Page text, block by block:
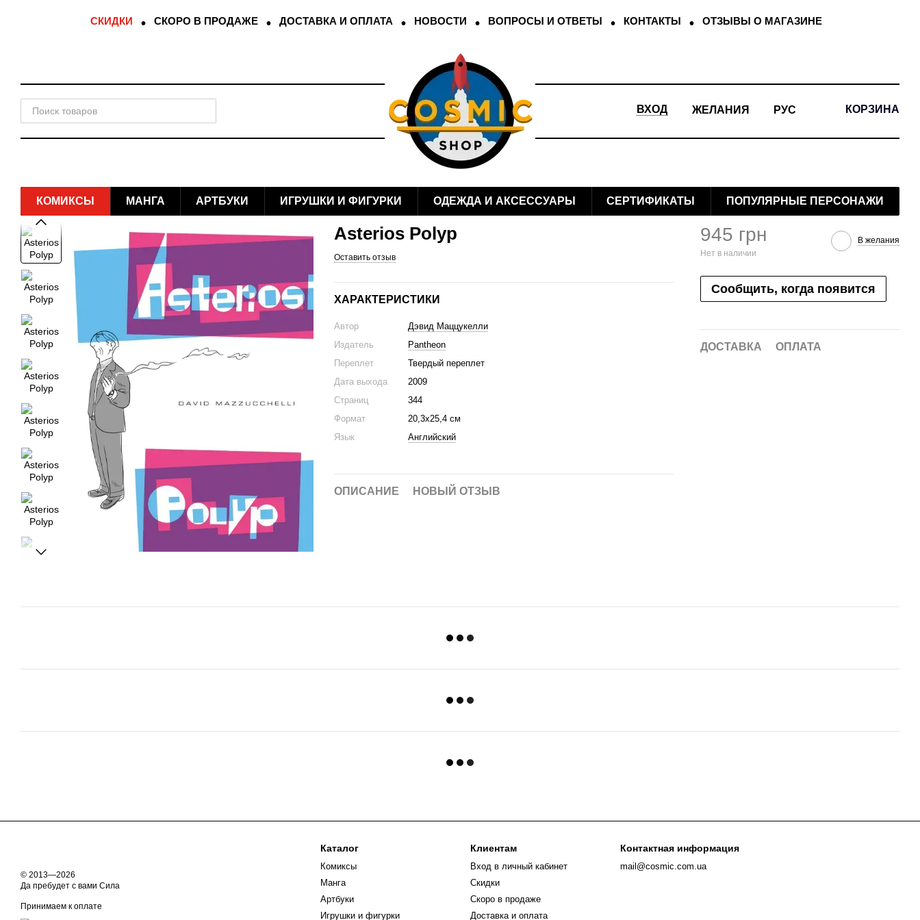
СКИДКИ СКОРО В ПРОДАЖЕ ДОСТАВКА И ОПЛАТА НОВОСТИ ВОПРОСЫ И ОТВЕТЫ КОНТАКТЫ ОТЗЫВЫ О МАГАЗИНЕ
ВХОД ЖЕЛАНИЯ РУС КОРЗИНА
КОМИКСЫ МАНГА АРТБУКИ ИГРУШКИ И ФИГУРКИ ОДЕЖДА И АКСЕССУАРЫ СЕРТИФИКАТЫ ПОПУЛЯРНЫЕ ПЕРСОНАЖИ
Asterios Polyp
Оставить отзыв
ХАРАКТЕРИСТИКИ
Автор
Дэвид Маццукелли
Издатель
Pantheon
Переплет
Твердый переплет
Дата выхода
2009
Страниц
344
Формат
20,3х25,4 см
Язык
Английский
ОПИСАНИЕ НОВЫЙ ОТЗЫВ
945 грн
Нет в наличии
В желания
Сообщить, когда появится
ДОСТАВКА ОПЛАТА
© 2013—2026
Да пребудет с вами Сила
Принимаем к оплате
Каталог
Комиксы
Манга
Артбуки
Игрушки и фигурки
Клиентам
Вход в личный кабинет
Скидки
Скоро в продаже
Доставка и оплата
Контактная информация
mail@cosmic.com.ua